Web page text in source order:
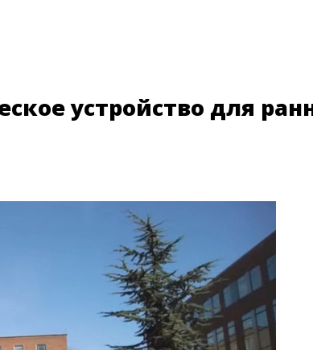
устройство для